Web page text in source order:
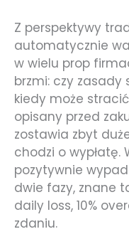
Z perspektywy
automatycznie
w wielu prop
brzmi: czy zasady
kiedy może
opisany przed
zostawia zbyt
chodzi o wypłatę.
pozytywnie
dwie fazy, znane
daily loss, 10%
zdaniu.